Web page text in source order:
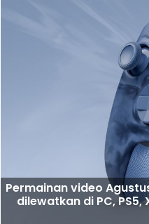
Permainan video
dilewatkan di PC,